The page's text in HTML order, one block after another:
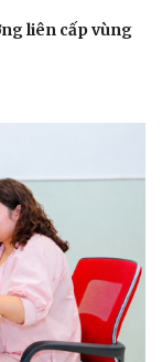
liên cấp vùng